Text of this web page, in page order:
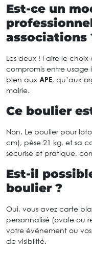
Est-ce un
associations
Les deux ! Faire le
compromis entre usage
bien aux APE, qu’aux
mairie.
Ce boulier
Non. Le boulier pour
cm), pèse 21 kg, et sa
sécurisé et pratique,
Est-il
boulier ?
Oui, vous avez carte
personnalisé (ovale ou
votre événement ou
de visibilité.